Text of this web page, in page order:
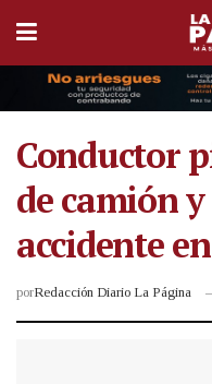
Conductor
de camión
accidente
porRedacción Diario La Página